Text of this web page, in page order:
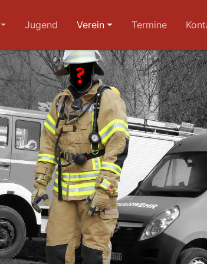
Jugend Verein Termine